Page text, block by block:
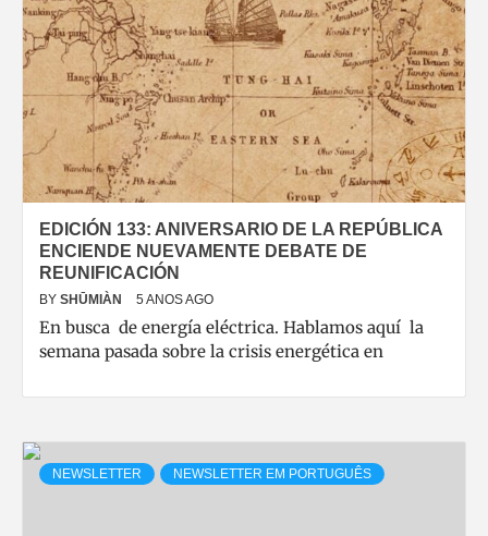
EDICIÓN 133: ANIVERSARIO DE LA REPÚBLICA
ENCIENDE NUEVAMENTE DEBATE DE
REUNIFICACIÓN
BY SHŪMIÀN 5 ANOS AGO
En busca de energía eléctrica. Hablamos aquí la
semana pasada sobre la crisis energética en
NEWSLETTER NEWSLETTER EM PORTUGUÊS